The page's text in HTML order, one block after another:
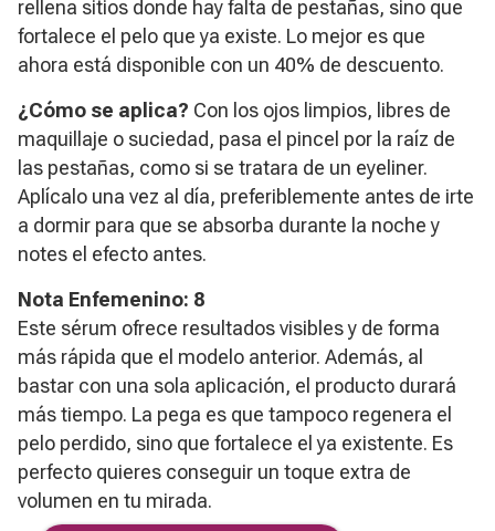
rellena sitios donde hay falta de pestañas, sino que
fortalece el pelo que ya existe. Lo mejor es que
ahora está disponible con un 40% de descuento.
¿Cómo se aplica? Con los ojos limpios, libres de
maquillaje o suciedad, pasa el pincel por la raíz de
las pestañas, como si se tratara de un eyeliner.
Aplícalo una vez al día, preferiblemente antes de irte
a dormir para que se absorba durante la noche y
notes el efecto antes.
Nota Enfemenino: 8
Este sérum ofrece resultados visibles y de forma
más rápida que el modelo anterior. Además, al
bastar con una sola aplicación, el producto durará
más tiempo. La pega es que tampoco regenera el
pelo perdido, sino que fortalece el ya existente. Es
perfecto quieres conseguir un toque extra de
volumen en tu mirada.